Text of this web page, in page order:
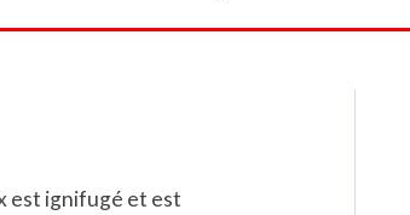
est ignifugé et est